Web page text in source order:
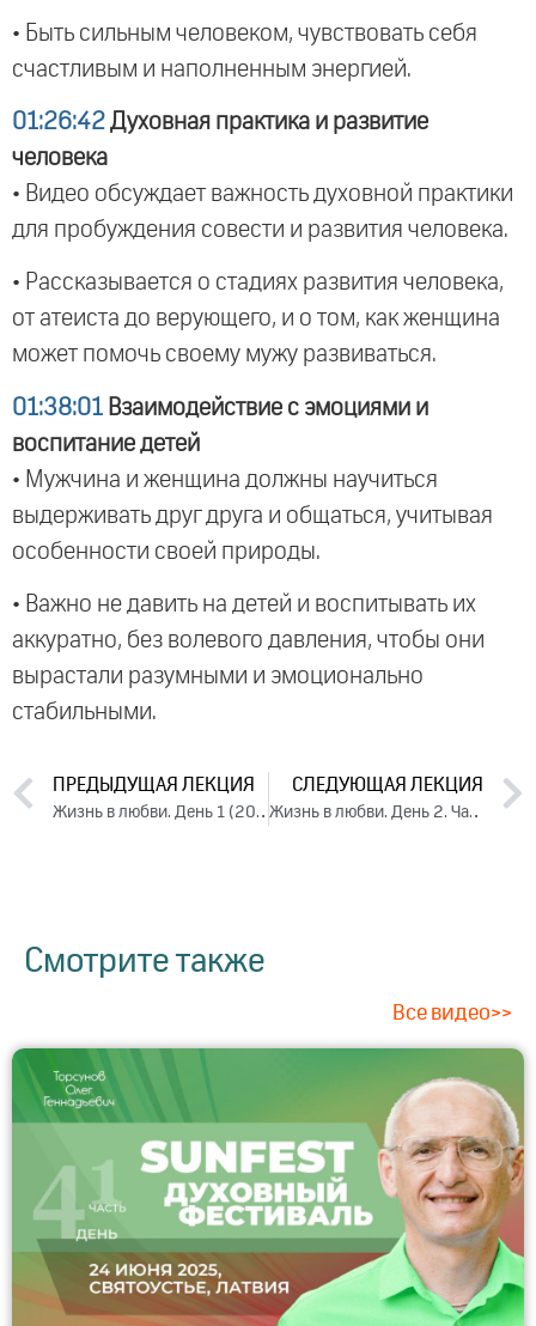
• Быть сильным человеком, чувствовать себя
счастливым и наполненным энергией.
01:26:42 Духовная практика и развитие
человека
• Видео обсуждает важность духовной практики
для пробуждения совести и развития человека.
• Рассказывается о стадиях развития человека,
от атеиста до верующего, и о том, как женщина
может помочь своему мужу развиваться.
01:38:01 Взаимодействие с эмоциями и
воспитание детей
• Мужчина и женщина должны научиться
выдерживать друг друга и общаться, учитывая
особенности своей природы.
• Важно не давить на детей и воспитывать их
аккуратно, без волевого давления, чтобы они
вырастали разумными и эмоционально
стабильными.
ПРЕДЫДУЩАЯ ЛЕКЦИЯ
Жизнь в любви. День 1 (2023)
СЛЕДУЮЩАЯ ЛЕКЦИЯ
Жизнь в любви. День 2. Часть 2 (2023)
Смотрите также
Все видео>>